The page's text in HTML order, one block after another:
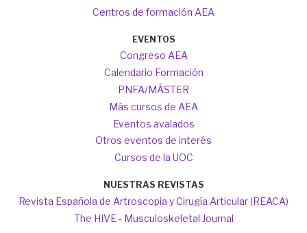
Centros de formación AEA
EVENTOS
Congreso AEA
Calendario Formación
PNFA/MÁSTER
Más cursos de AEA
Eventos avalados
Otros eventos de interés
Cursos de la UOC
NUESTRAS REVISTAS
Revista Española de Artroscopia y Cirugía Articular (REACA)
The HIVE - Musculoskeletal Journal